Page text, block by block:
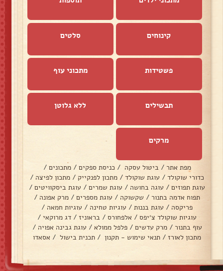
קינוחים סלטים
פשטידות מתכוני עוף
תבשילים ללא גלוטן
מרקים
מפת אתר / ביטול עסקה / כניסת ספקים / מתכונים /
כדורי שוקולד / עוגת שוקולד / מתכון לפנקייק / מתכון לפיצה /
עוגת תפוזים / עוגה בחושה / עוגת שמרים / עוגת ביסקוויטים /
תפוח אדמה בתנור / שקשוקה / עוגת מספרים / מרק אפונה /
פריקסה / עוגת בננות / עוגיות טחינה / עוגיות חמאה /
עוגיות שוקולד צ׳יפס / אלפחורס / בראוניז / דג מרוקאי /
עוף בתנור / מרק עדשים / פלפל ממולא / עוגת גבינה אפויה /
מתכון לאורז / תנאי שימוש - תקנון / תכנית בישול / אסאדו